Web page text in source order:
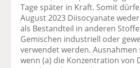
Tage später in Kraft. Somit
August 2023 Diisocyanate
als Bestandteil in anderen
Gemischen industriell oder
verwendet werden. Ausnahmen
wenn (a) die Konzentration von